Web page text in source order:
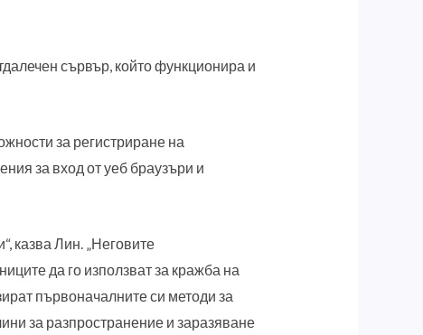
сървър, който функционира и
за регистриране на
за вход от уеб браузъри и
казва Лин. „Неговите
да го използват за кражба на
първоначалните си методи за
за разпространение и заразяване